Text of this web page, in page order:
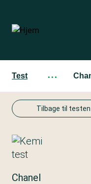
hovedindhold
Test ···
Tilbage til testen
Chanel